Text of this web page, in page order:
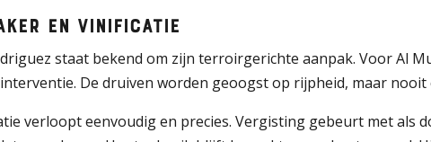
en vinificatie
staat bekend om zijn terroirgerichte aanpak. Voor Al
De druiven worden geoogst op rijpheid, maar nooit
verloopt eenvoudig en precies. Vergisting gebeurt met als